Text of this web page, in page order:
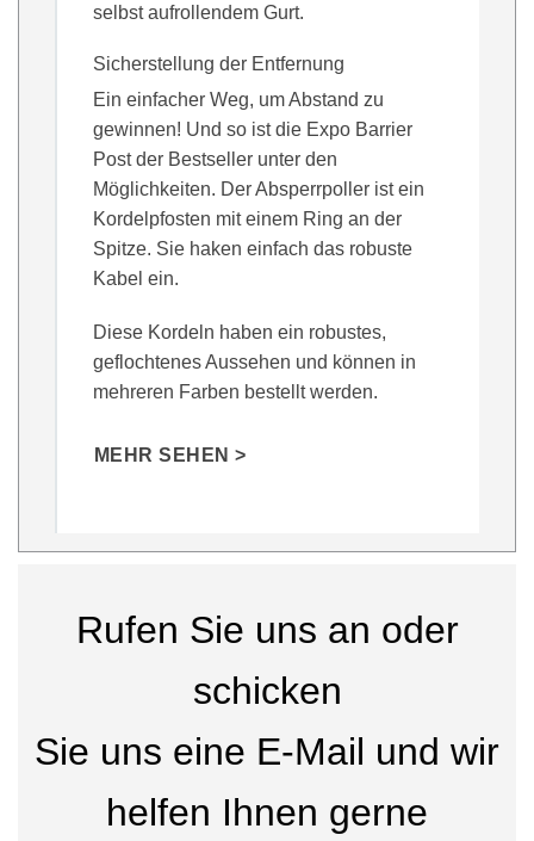
selbst aufrollendem Gurt.
Sicherstellung der Entfernung
Ein einfacher Weg, um Abstand zu
gewinnen! Und so ist die Expo Barrier
Post der Bestseller unter den
Möglichkeiten. Der Absperrpoller ist ein
Kordelpfosten mit einem Ring an der
Spitze. Sie haken einfach das robuste
Kabel ein.
Diese Kordeln haben ein robustes,
geflochtenes Aussehen und können in
mehreren Farben bestellt werden.
MEHR SEHEN >
Rufen Sie uns an oder
schicken
Sie uns eine E-Mail und wir
helfen Ihnen gerne